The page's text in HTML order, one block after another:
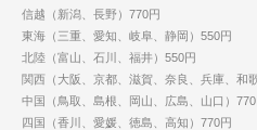
信越（新潟、長野）770円
東海（三重、愛知、岐阜、静岡）550円
北陸（富山、石川、福井）550円
関西（大阪、京都、滋賀、奈良、兵庫、和
中国（鳥取、島根、岡山、広島、山口）770
四国（香川、愛媛、徳島、高知）770円